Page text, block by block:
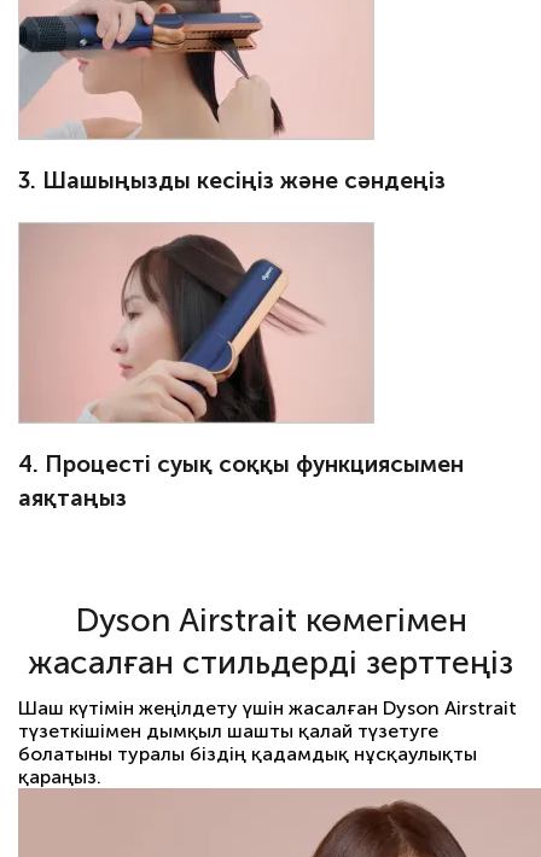
3. Шашыңызды кесіңіз және сәндеңіз
4. Процесті суық соққы функциясымен
аяқтаңыз
Dyson Airstrait көмегімен
жасалған стильдерді зерттеңіз
Шаш күтімін жеңілдету үшін жасалған Dyson Airstrait
түзеткішімен дымқыл шашты қалай түзетуге
болатыны туралы біздің қадамдық нұсқаулықты
қараңыз.